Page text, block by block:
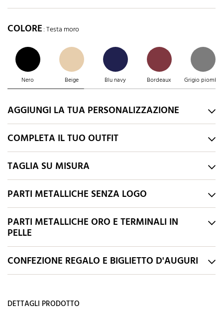
COLORE: Testa moro
Nero Beige Blu navy Bordeaux Grigio piombo
AGGIUNGI LA TUA PERSONALIZZAZIONE
COMPLETA IL TUO OUTFIT
TAGLIA SU MISURA
PARTI METALLICHE SENZA LOGO
PARTI METALLICHE ORO E TERMINALI IN
PELLE
CONFEZIONE REGALO E BIGLIETTO D'AUGURI
DETTAGLI PRODOTTO